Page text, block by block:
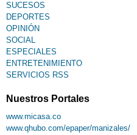
SUCESOS
DEPORTES
OPINIÓN
SOCIAL
ESPECIALES
ENTRETENIMIENTO
SERVICIOS RSS
Nuestros Portales
www.micasa.co
www.qhubo.com/epaper/manizales/